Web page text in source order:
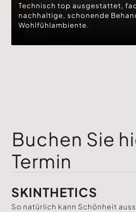
Technisch top ausgestattet,
nachhaltige, schonende
Wohlfühlambiente.
Buchen Sie
Termin
SKINTHETICS
So natürlich kann Schönheit